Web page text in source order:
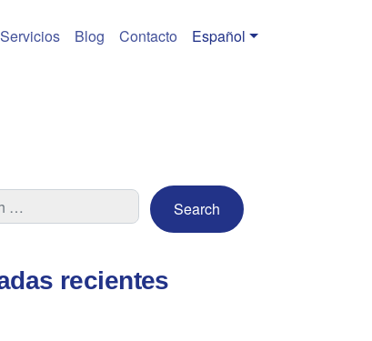
Servicios Blog Contacto Español
recientes